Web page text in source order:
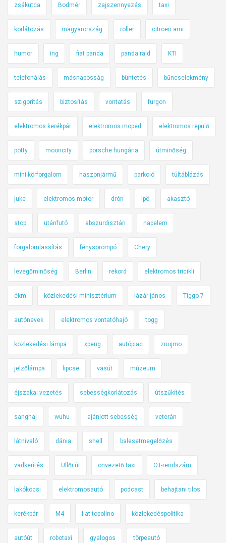
zsákutca Bodmér zajszennyezés taxi
korlátozás magyarország roller citroen ami
humor ing fiat panda panda raid KTI
telefonálás másnaposság büntetés bűncselekmény
szigorítás biztosítás vontatás furgon
elektromos kerékpár elektromos moped elektromos repülő
pötty mooncity porsche hungária útminőség
mini körforgalom haszonjármű parkoló túltáblázás
juke elektromos motor drón lpö akasztó
stop utánfutó abszurdisztán napelem
forgalomlassítás fénysorompó Chery
levegőminőség Berlin rekord elektromos tricikli
ékm közlekedési minisztérium lázár jános Tiggo 7
autónevek elektromos vontatóhajó togg
közlekedési lámpa xpeng autópiac znojmo
jelzőlámpa lipcse vasút múzeum
éjszakai vezetés sebességkorlátozás útszűkítés
sanghaj wuhu ajánlott sebesség veterán
látnivaló dánia shell balesetmegelőzés
vadkerítés Üllői út önvezető taxi OT-rendszám
lakókocsi elektromosautó podcast behajtani tilos
kerékpár M4 fiat topolino közlekedéspolitika
autóút robotaxi gyalogos törpeautó